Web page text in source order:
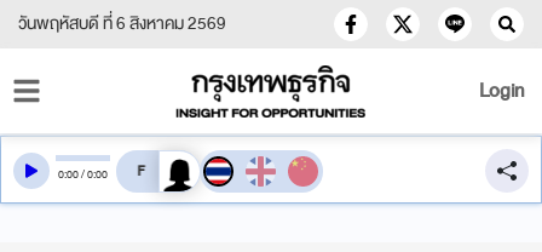
วันพฤหัสบดี ที่ 6 สิงหาคม 2569
Login
0:00/0:00 สลับเสียงอ่าน